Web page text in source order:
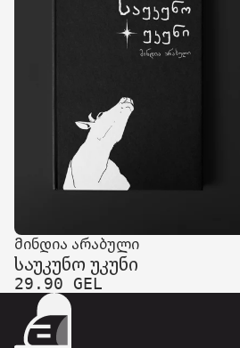
მინდია არაბული
საუკუნო უკუნი
29.90 GEL